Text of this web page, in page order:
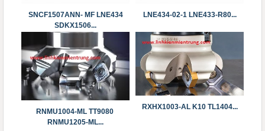
SNCF1507ANN- MF LNE434
SDKX1506...
LNE434-02-1 ​​​​​​​LNE433-R80...
RNMU1004-ML TT9080 ​​​​​​​
RNMU1205-ML...
RXHX1003-AL K10 ​​​​​​​TL1404...